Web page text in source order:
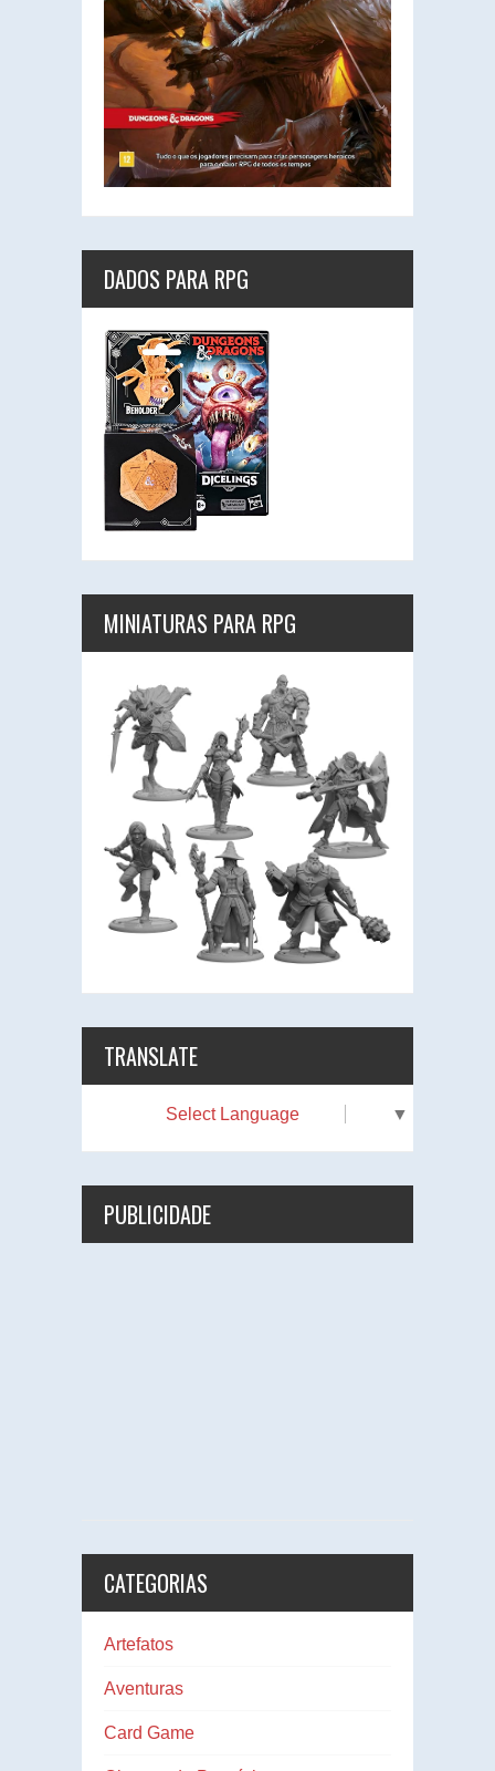
DADOS PARA RPG
MINIATURAS PARA RPG
TRANSLATE
Select Language ▼
PUBLICIDADE
CATEGORIAS
Artefatos
Aventuras
Card Game